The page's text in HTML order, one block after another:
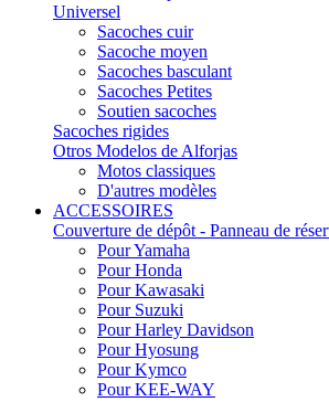
Universel
Sacoches cuir
Sacoche moyen
Sacoches basculant
Sacoches Petites
Soutien sacoches
Sacoches rigides
Otros Modelos de Alforjas
Motos classiques
D'autres modèles
ACCESSOIRES
Couverture de dépôt - Panneau de
Pour Yamaha
Pour Honda
Pour Kawasaki
Pour Suzuki
Pour Harley Davidson
Pour Hyosung
Pour Kymco
Pour KEE-WAY